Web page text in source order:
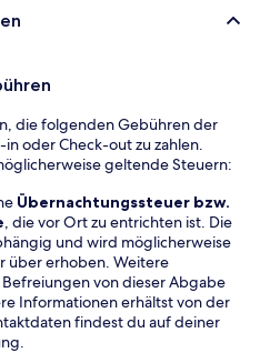
die folgenden Gebühren der
oder Check-out zu zahlen.
geltende Steuern:
Übernachtungssteuer bzw.
, die vor Ort zu entrichten ist. Die
und wird möglicherweise
über erhoben. Weitere
von dieser Abgabe
Informationen erhältst von der
findest du auf deiner